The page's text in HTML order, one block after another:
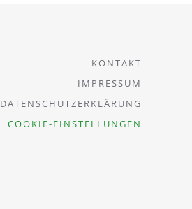
KONTAKT
IMPRESSUM
DATENSCHUTZERKLÄRUNG
COOKIE-EINSTELLUNGEN